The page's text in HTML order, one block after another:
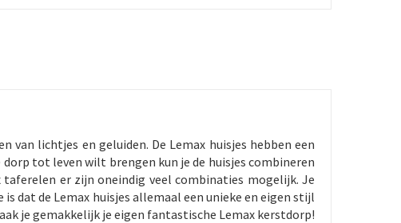
lichtjes en geluiden. De Lemax huisjes hebben een
tot leven wilt brengen kun je de huisjes combineren
taferelen er zijn oneindig veel combinaties mogelijk. Je
dat de Lemax huisjes allemaal een unieke en eigen stijl
je gemakkelijk je eigen fantastische Lemax kerstdorp!